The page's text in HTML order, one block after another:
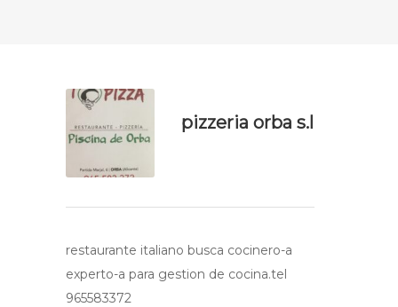
pizzeria orba s.l
restaurante italiano busca cocinero-a
experto-a para gestion de cocina.tel
965583372